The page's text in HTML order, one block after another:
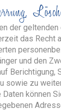
der
das Recht
und den
Berichtigung,
sowie zu
können